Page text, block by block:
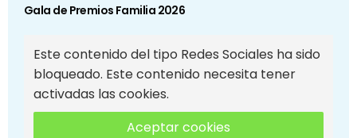
Gala de Premios Familia 2026
Este contenido del tipo Redes Sociales ha sido
bloqueado. Este contenido necesita tener
activadas las cookies.
Aceptar cookies